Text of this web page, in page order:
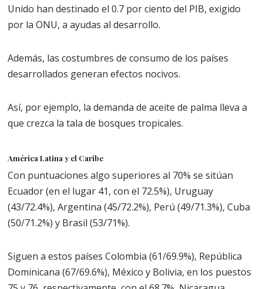
Unido han destinado el 0.7 por ciento del PIB, exigido
por la ONU, a ayudas al desarrollo.
Además, las costumbres de consumo de los países
desarrollados generan efectos nocivos.
Así, por ejemplo, la demanda de aceite de palma lleva a
que crezca la tala de bosques tropicales.
América Latina y el Caribe
Con puntuaciones algo superiores al 70% se sitúan
Ecuador (en el lugar 41, con el 72.5%), Uruguay
(43/72.4%), Argentina (45/72.2%), Perú (49/71.3%), Cuba
(50/71.2%) y Brasil (53/71%).
Siguen a estos países Colombia (61/69.9%), República
Dominicana (67/69.6%), México y Bolivia, en los puestos